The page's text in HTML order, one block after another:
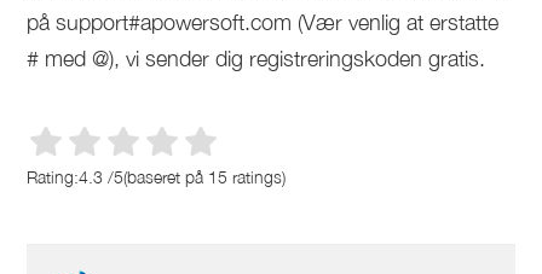
på support#apowersoft.com (Vær venlig at erstatte
# med @), vi sender dig registreringskoden gratis.
Rating:4.3 /5(baseret på 15 ratings)